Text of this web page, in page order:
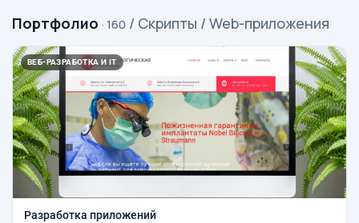
Портфолио · 160 / Скрипты / Web-приложения
ВЕБ-РАЗРАБОТКА И IT
Разработка приложений